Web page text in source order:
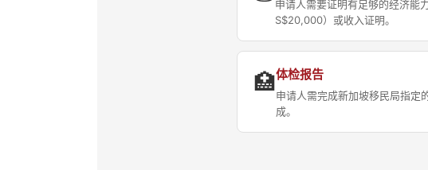
申请人需要证明有足够的经济能
S$20,000）或收入证明。
🏥体检报告
申请人需完成新加坡移民局指定
成。